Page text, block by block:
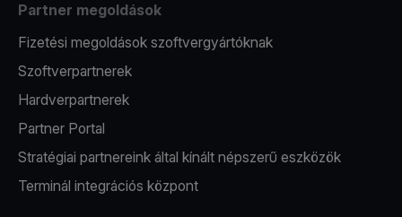
Partner megoldások
Fizetési megoldások szoftvergyártóknak
Szoftverpartnerek
Hardverpartnerek
Partner Portal
Stratégiai partnereink által kínált népszerű eszközök
Terminál integrációs központ